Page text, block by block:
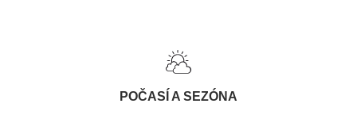
POČASÍ A SEZÓNA